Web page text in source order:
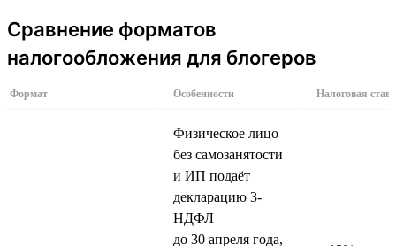
Сравнение форматов
налогообложения для блогеров
Формат Особенности Налоговая
Физическое лицо
без самозанятости
и ИП подаёт
декларацию 3-
НДФЛ
до 30 апреля года,